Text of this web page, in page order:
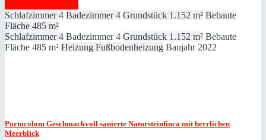
Schlafzimmer 4 Badezimmer 4 Grundstück 1.152 m² Bebaute
Fläche 485 m²
Schlafzimmer 4 Badezimmer 4 Grundstück 1.152 m² Bebaute
Fläche 485 m² Heizung Fußbodenheizung Baujahr 2022
Portocolom Geschmackvoll sanierte Natursteinfinca mit herrlichen
Meerblick